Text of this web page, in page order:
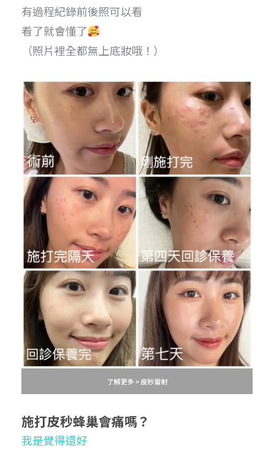
有過程紀錄前後照可以看
看了就會懂了
（照片裡全都無上底妝哦！）
了解更多 > 皮秒雷射
施打皮秒蜂巢會痛嗎？
我是覺得還好